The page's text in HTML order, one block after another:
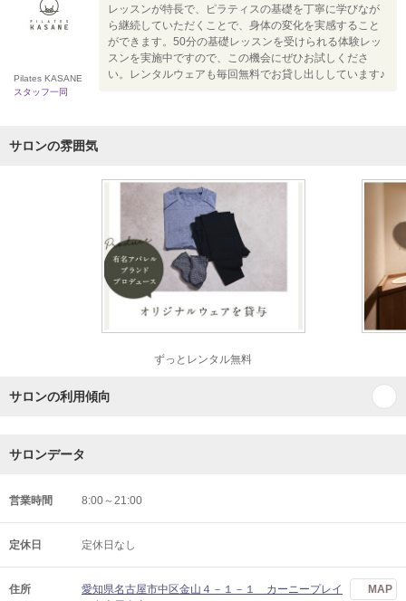
Pilates KASANE
スタッフ一同
レッスンが特長で、ピラティスの基礎を丁寧に学びなが
ら継続していただくことで、身体の変化を実感すること
ができます。50分の基礎レッスンを受けられる体験レッ
スンを実施中ですので、この機会にぜひお試しくださ
い。レンタルウェアも毎回無料でお貸し出ししています♪
サロンの雰囲気
ずっとレンタル無料
サロンの利用傾向
サロンデータ
営業時間 8:00～21:00
定休日 定休日なし
住所
愛知県名古屋市中区金山４－１－１ カーニープレイ
MAP